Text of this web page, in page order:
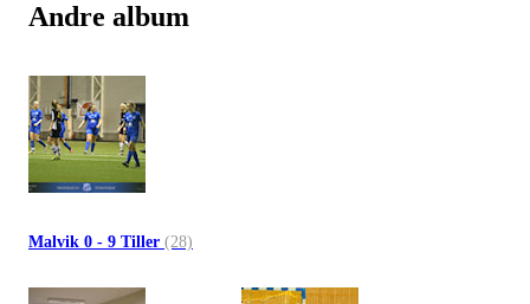
Andre album
Malvik 0 - 9 Tiller (28)